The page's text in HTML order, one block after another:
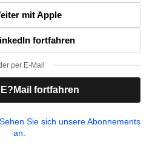
mit Apple
fortfahren
per E-Mail
fortfahren
Sehen Sie sich unsere Abonnements
an.